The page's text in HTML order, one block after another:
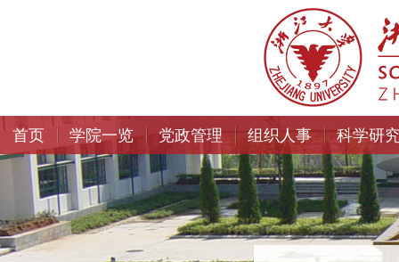
首页 学院一览 党政管理 组织人事 科学研